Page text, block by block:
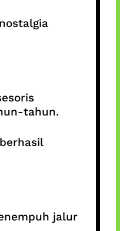
tahun.
jalur